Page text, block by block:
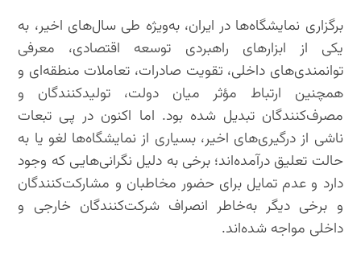
برگزاری نمایشگاه‌ها در ایران، به‌ویژه طی سال‌های اخیر، به
یکی از ابزارهای راهبردی توسعه اقتصادی، معرفی
توانمندی‌های داخلی، تقویت صادرات، تعاملات منطقه‌ای و
همچنین ارتباط مؤثر میان دولت، تولیدکنندگان و
مصرف‌کنندگان تبدیل شده بود. اما اکنون در پی تبعات
ناشی از درگیری‌های اخیر، بسیاری از نمایشگاه‌ها لغو یا به
حالت تعلیق درآمده‌اند؛ برخی به ‌دلیل نگرانی‌هایی که وجود
دارد و عدم تمایل برای حضور مخاطبان و مشارکت‌کنندگان
و برخی دیگر به‌خاطر انصراف شرکت‌کنندگان خارجی و
داخلی مواجه شده‌اند.